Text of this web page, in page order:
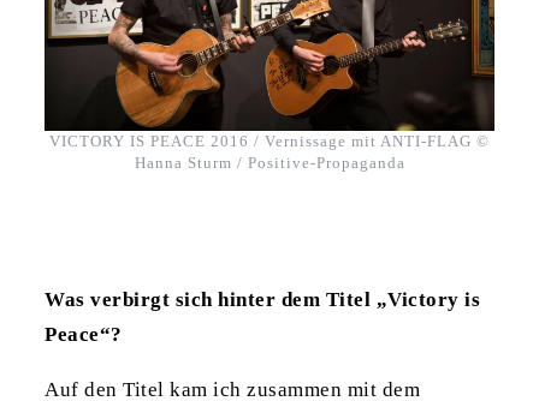
VICTORY IS PEACE 2016 / Vernissage mit ANTI-FLAG ©
Hanna Sturm / Positive-Propaganda
Was verbirgt sich hinter dem Titel „Victory is
Peace“?
Auf den Titel kam ich zusammen mit dem